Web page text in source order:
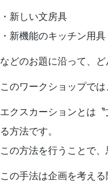
・新しい文房具
・新機能のキッチン用具
などのお題に沿って、
このワークショップで
エクスカーションとは
る方法です。
この方法を行うことで
この手法は企画を考え